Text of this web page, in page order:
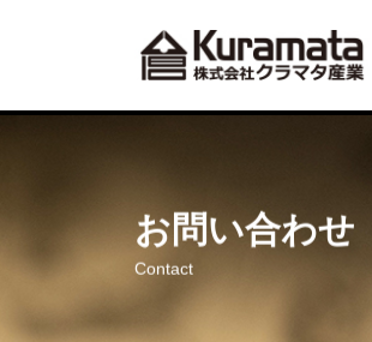
お問い合わせ
Contact